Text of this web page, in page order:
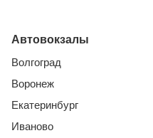
Автовокзалы
Волгоград
Воронеж
Екатеринбург
Иваново